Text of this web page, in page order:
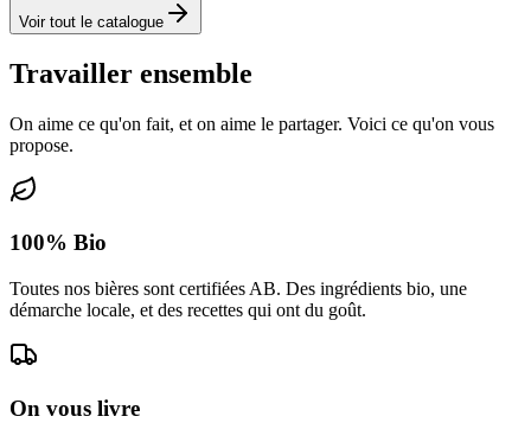
Voir tout le catalogue
Travailler ensemble
On aime ce qu'on fait, et on aime le partager. Voici ce qu'on vous
propose.
100% Bio
Toutes nos bières sont certifiées AB. Des ingrédients bio, une
démarche locale, et des recettes qui ont du goût.
On vous livre